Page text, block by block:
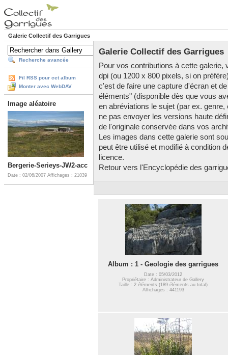
Galerie Collectif des Garrigues
Recherche avancée
Fil RSS pour cet album
Monter avec WebDAV
Image aléatoire
Bergerie-Serieys-JW2-acc
Date : 02/06/2007 Affichages : 21039
Galerie Collectif des Garrigues
Pour vos contributions à cette
dpi (ou 1200 x 800 pixels, si on
c'est de faire une capture d'écran et
éléments" (disponible dès que vous
en abréviations le sujet (par ex.
ne pas envoyer les versions haute
de l'originale conservée dans vos
Les images dans cette galerie sont
peut être utilisé et modifié à condition
licence.
Retour vers l'Encyclopédie des
Album : 1 - Geologie des garrigues
Date : 05/03/2012
Propriétaire : Administrateur de Gallery
Taille : 2 éléments (189 éléments au total)
Affichages : 441193